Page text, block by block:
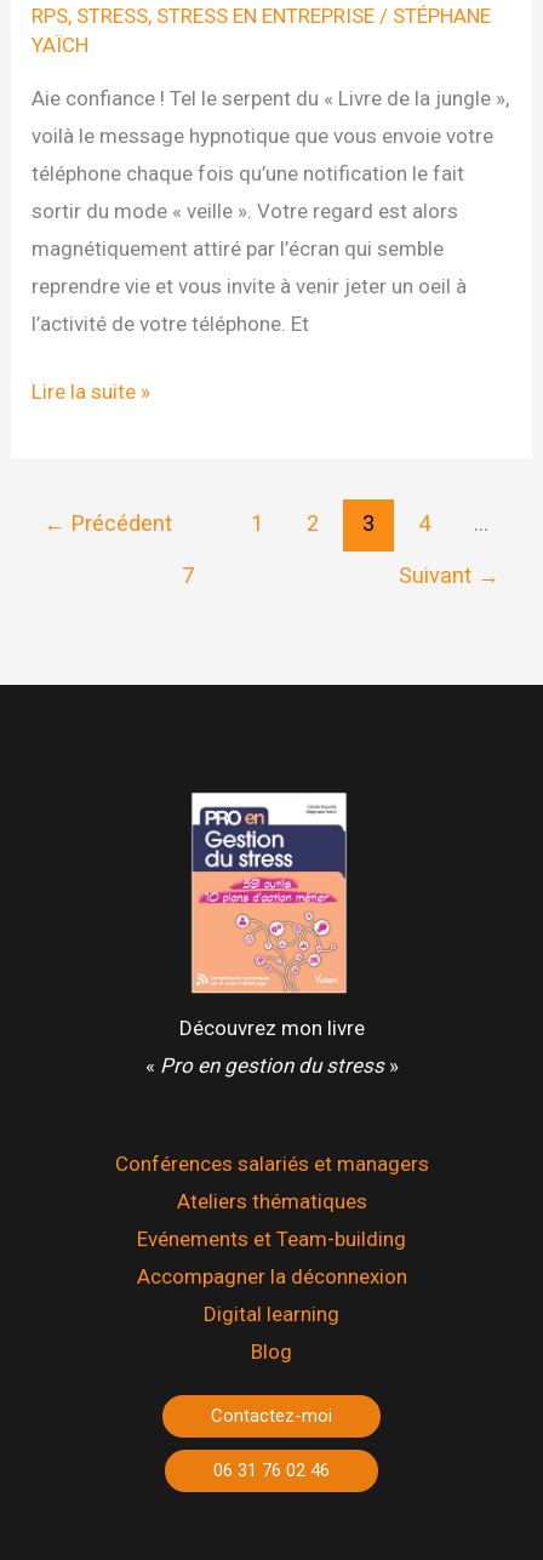
RPS, STRESS, STRESS EN ENTREPRISE / STÉPHANE
YAÏCH
Aie confiance ! Tel le serpent du « Livre de la jungle »,
voilà le message hypnotique que vous envoie votre
téléphone chaque fois qu’une notification le fait
sortir du mode « veille ». Votre regard est alors
magnétiquement attiré par l’écran qui semble
reprendre vie et vous invite à venir jeter un oeil à
l’activité de votre téléphone. Et
DEFI
Lire la suite »
← Précédent 1 2 3 4 …
7 Suivant →
Découvrez mon livre
« Pro en gestion du stress»
Conférences salariés et managers
Ateliers thématiques
Evénements et Team-building
Accompagner la déconnexion
Digital learning
Blog
Contactez-moi
06 31 76 02 46